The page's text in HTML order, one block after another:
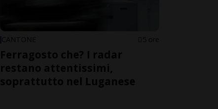
CANTONE 5 ore
Ferragosto che? I radar
restano attentissimi,
soprattutto nel Luganese